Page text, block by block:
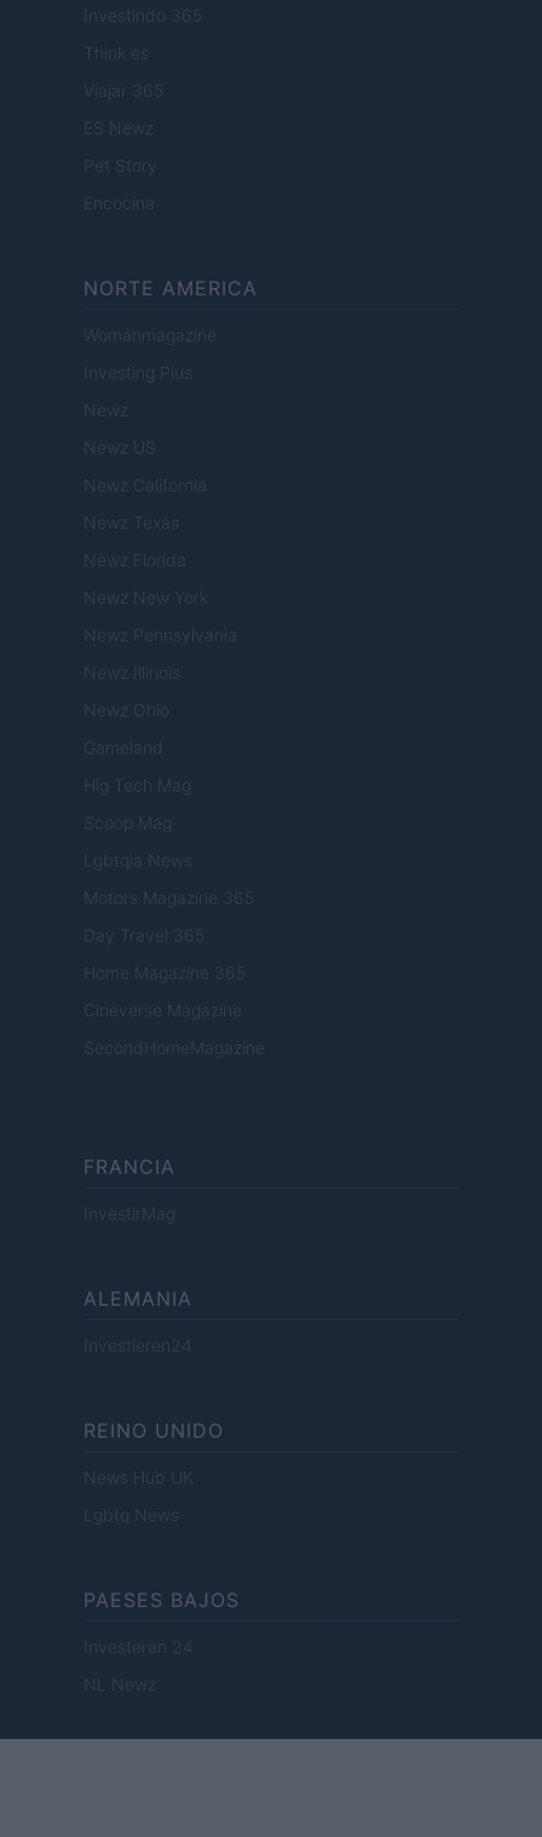
Investindo 365
Think.es
Viajar 365
ES Newz
Pet Story
Encocina
NORTE AMERICA
Womanmagazine
Investing Plus
Newz
Newz US
Newz California
Newz Texas
Newz Florida
Newz New York
Newz Pennsylvania
Newz Illinois
Newz Ohio
Gameland
Hig Tech Mag
Scoop Mag
Lgbtqia News
Motors Magazine 365
Day Travel 365
Home Magazine 365
Cineverse Magazine
SecondHomeMagazine
FRANCIA
InvestirMag
ALEMANIA
Investieren24
REINO UNIDO
News Hub UK
Lgbtq News
PAESES BAJOS
Investeren 24
NL Newz